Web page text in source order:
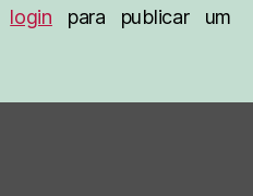
login para publicar um